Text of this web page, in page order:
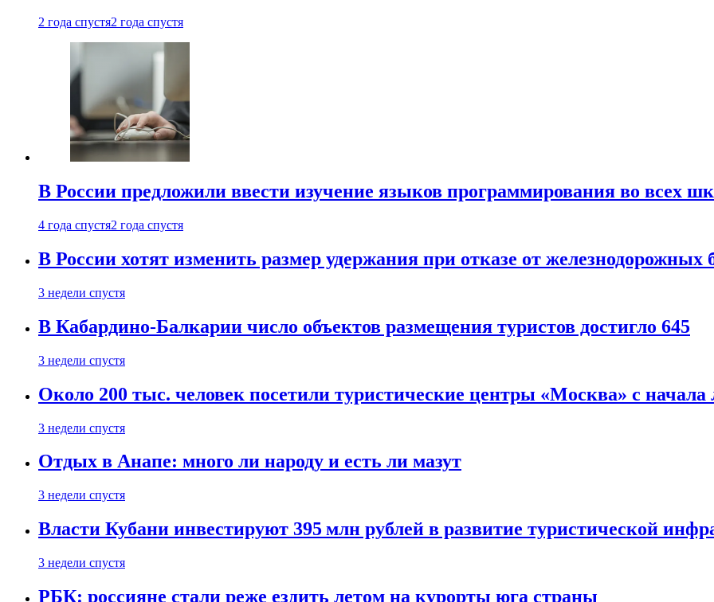
2 года спустя2 года спустя
В России предложили ввести изучение языков программирования во всех
4 года спустя2 года спустя
В России хотят изменить размер удержания при отказе от железнодорожных
3 недели спустя
В Кабардино-Балкарии число объектов размещения туристов достигло 645
3 недели спустя
Около 200 тыс. человек посетили туристические центры «Москва» с начала
3 недели спустя
Отдых в Анапе: много ли народу и есть ли мазут
3 недели спустя
Власти Кубани инвестируют 395 млн рублей в развитие туристической
3 недели спустя
РБК: россияне стали реже ездить летом на курорты юга страны